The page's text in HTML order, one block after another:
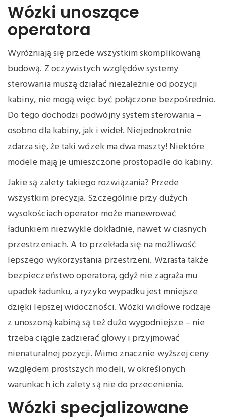
Wózki unoszące
operatora
Wyróżniają się przede wszystkim skomplikowaną
budową. Z oczywistych względów systemy
sterowania muszą działać niezależnie od pozycji
kabiny, nie mogą więc być połączone bezpośrednio.
Do tego dochodzi podwójny system sterowania –
osobno dla kabiny, jak i wideł. Niejednokrotnie
zdarza się, że taki wózek ma dwa maszty! Niektóre
modele mają je umieszczone prostopadle do kabiny.
Jakie są zalety takiego rozwiązania? Przede
wszystkim precyzja. Szczególnie przy dużych
wysokościach operator może manewrować
ładunkiem niezwykle dokładnie, nawet w ciasnych
przestrzeniach. A to przekłada się na możliwość
lepszego wykorzystania przestrzeni. Wzrasta także
bezpieczeństwo operatora, gdyż nie zagraża mu
upadek ładunku, a ryzyko wypadku jest mniejsze
dzięki lepszej widoczności. Wózki widłowe rodzaje
z unoszoną kabiną są też dużo wygodniejsze – nie
trzeba ciągle zadzierać głowy i przyjmować
nienaturalnej pozycji. Mimo znacznie wyższej ceny
względem prostszych modeli, w określonych
warunkach ich zalety są nie do przecenienia.
Wózki specjalizowane